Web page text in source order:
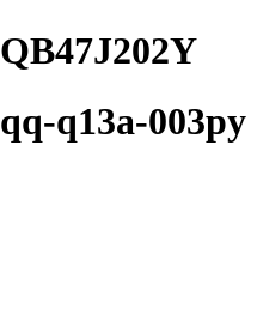
q13a-003py